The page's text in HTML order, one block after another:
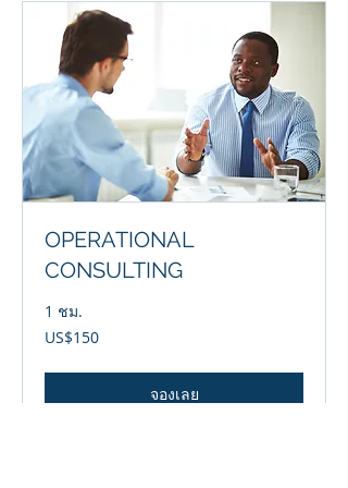
OPERATIONAL
CONSULTING
1 ชม.
150
ดอลลาร์
US$150
จองเลย